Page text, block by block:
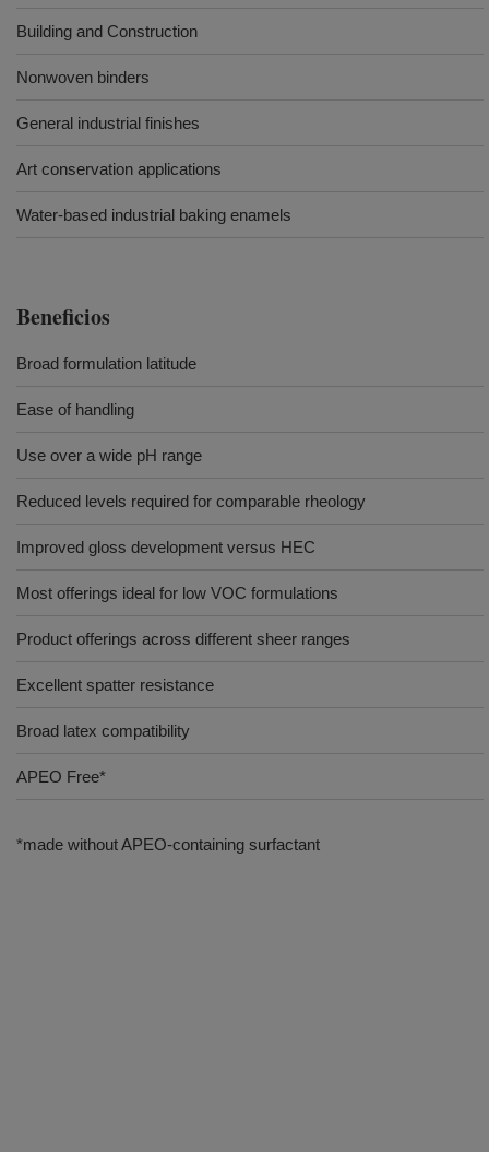
Building and Construction
Nonwoven binders
General industrial finishes
Art conservation applications
Water-based industrial baking enamels
Beneficios
Broad formulation latitude
Ease of handling
Use over a wide pH range
Reduced levels required for comparable rheology
Improved gloss development versus HEC
Most offerings ideal for low VOC formulations
Product offerings across different sheer ranges
Excellent spatter resistance
Broad latex compatibility
APEO Free*
*made without APEO-containing surfactant